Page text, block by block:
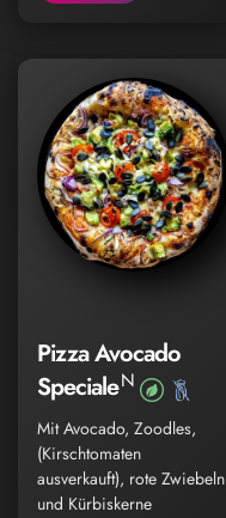
Pizza Avocado
SpecialeN
Mit Avocado, Zoodles,
(Kirschtomaten
ausverkauft), rote Zwiebeln
und Kürbiskerne